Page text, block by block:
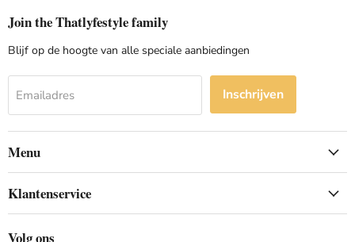
Join the Thatlyfestyle family
Blijf op de hoogte van alle speciale aanbiedingen
Emailadres Inschrijven
Menu
Klantenservice
Volg ons